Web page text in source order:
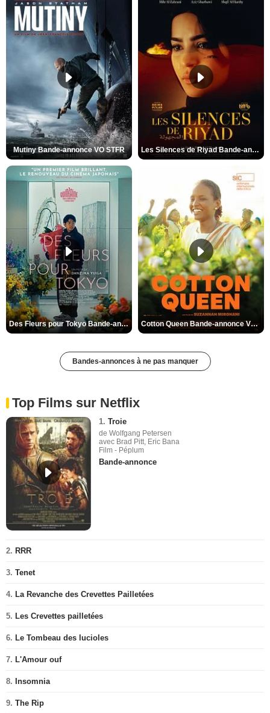
Mutiny Bande-annonce VO STFR Les Silences de Riyad Bande-annonce VO STFR
Des Fleurs pour Tokyo Bande-annonce VO STFR Cotton Queen Bande-annonce VO STFR
Bandes-annonces à ne pas manquer
Top Films sur Netflix
1. Troie
de Wolfgang Petersen
avec Brad Pitt, Eric Bana
Film - Péplum
Bande-annonce
2. RRR
3. Tenet
4. La Revanche des Crevettes Pailletées
5. Les Crevettes pailletées
6. Le Tombeau des lucioles
7. L'Amour ouf
8. Insomnia
9. The Rip